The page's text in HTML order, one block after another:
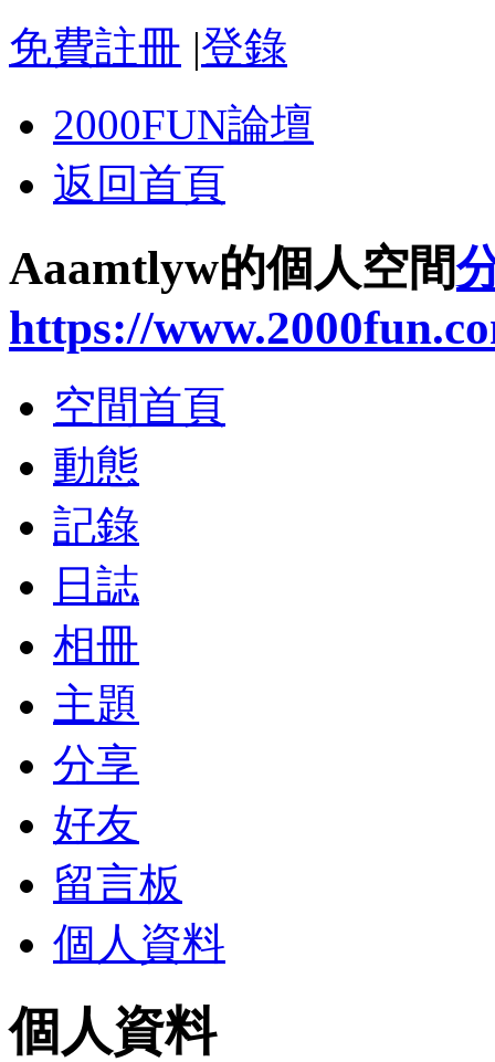
免費註冊 |登錄
2000FUN論壇
返回首頁
Aaamtlyw的個人空間
https://
空間首頁
動態
記錄
日誌
相冊
主題
分享
好友
留言板
個人資料
個人資料